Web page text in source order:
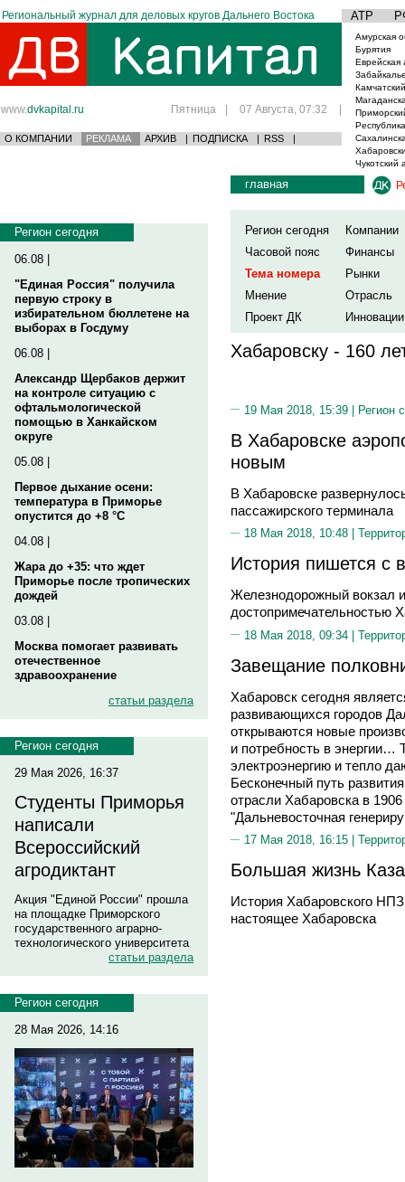
Региональный журнал для деловых кругов Дальнего Востока АТР
www.dvkapital.ru Пятница | 07 Августа, 07:32 |
О КОМПАНИИ РЕКЛАМА АРХИВ | ПОДПИСКА | RSS |
Амурская
Бурятия
Еврейская
Чукотский
Регион сегодня
06.08 |
"Единая Россия" получила
первую строку в
избирательном бюллетене на
выборах в Госдуму
06.08 |
Александр Щербаков держит
на контроле ситуацию с
офтальмологической
помощью в Ханкайском
округе
05.08 |
Первое дыхание осени:
температура в Приморье
опустится до +8 °C
04.08 |
Жара до +35: что ждет
Приморье после тропических
дождей
03.08 |
Москва помогает развивать
отечественное
здравоохранение
статьи раздела
Регион сегодня
29 Мая 2026, 16:37
Студенты Приморья
написали
Всероссийский
агродиктант
Акция "Единой России" прошла
на площадке Приморского
государственного аграрно-
технологического университета
статьи раздела
Регион сегодня
28 Мая 2026, 14:16
главная
Регион сегодня
Компании
Часовой пояс
Финансы
Тема номера
Рынки
Мнение
Отрасль
Проект ДК
Инновации
Хабаровску - 160
19 Мая 2018, 15:39 | Регион
В Хабаровске
новым
В Хабаровске
пассажирского терминала
18 Мая 2018, 10:48 |
История пишется с
Железнодорожный вокзал
достопримечательностью
18 Мая 2018, 09:34 |
Завещание
Хабаровск сегодня
развивающихся городов
открываются новые
и потребность в энергии…
электроэнергию и тепло
Бесконечный путь
отрасли Хабаровска в
"Дальневосточная
17 Мая 2018, 16:15 |
Большая жизнь
История Хабаровского
настоящее Хабаровска